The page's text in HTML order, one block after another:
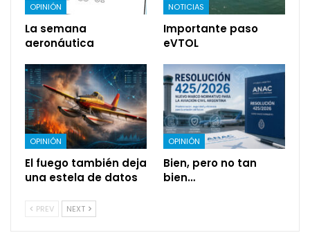
OPINIÓN
La semana
aeronáutica
NOTICIAS
Importante paso
eVTOL
OPINIÓN
El fuego también deja
una estela de datos
OPINIÓN
Bien, pero no tan
bien…
PREV NEXT